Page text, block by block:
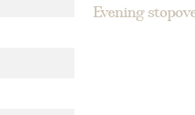
Evening